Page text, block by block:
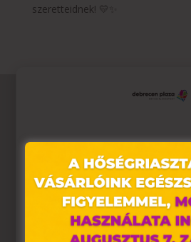
szeretteidnek! 💛✨
Weboldalunkon „cookie"-kat
alkalmazunk. Ezek olyan fájlok,
tárolnak webes böngészőjében.
hozzájárulása szükséges.